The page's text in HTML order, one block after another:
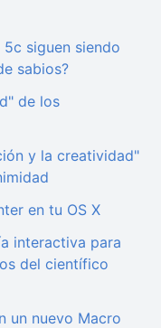
siguen siendo
sabios?
de los
y la creatividad"
en tu OS X
interactiva para
del científico
un nuevo Macro